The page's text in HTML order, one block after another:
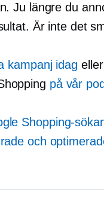
Ju längre du
Är inte det
kampanj idag
på vår
Shopping-
och